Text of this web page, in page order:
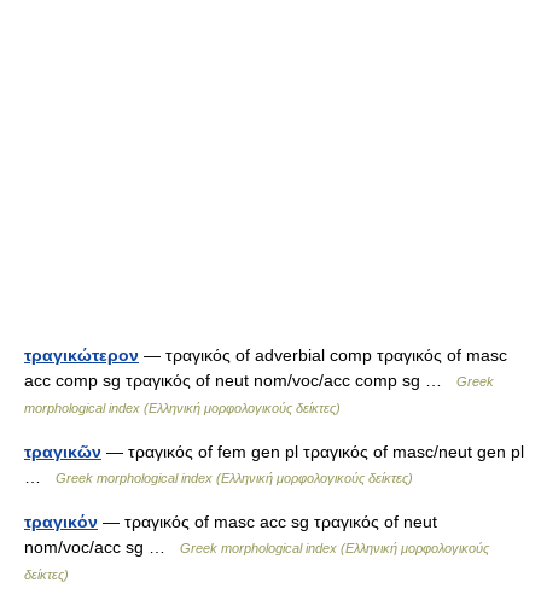
τραγικώτερον — τραγικός of adverbial comp τραγικός of masc
acc comp sg τραγικός of neut nom/voc/acc comp sg …
Greek
morphological index (Ελληνική μορφολογικούς δείκτες)
τραγικῶν — τραγικός of fem gen pl τραγικός of masc/neut gen pl
Greek morphological index (Ελληνική μορφολογικούς δείκτες)
τραγικόν — τραγικός of masc acc sg τραγικός of neut
nom/voc/acc sg …
Greek morphological index (Ελληνική μορφολογικούς
δείκτες)